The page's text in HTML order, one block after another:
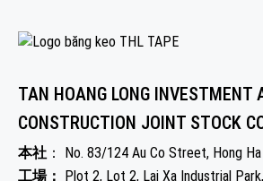
TAN HOANG LONG INVESTMENT
CONSTRUCTION JOINT STOCK
本社 ： No. 83/124 Au Co Street, Hong
工場： Plot 2, Lot 2, Lai Xa Industrial